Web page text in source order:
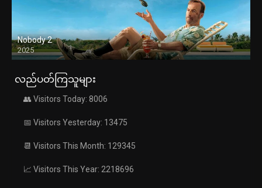
Nobody 2
2025
လည်ပတ်ကြသူများ
👥 Visitors Today: 8006
📅 Visitors Yesterday: 13475
📆 Visitors This Month: 129345
📈 Visitors This Year: 2218696